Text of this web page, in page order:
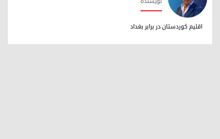
دکتر ابراهیم خالد
اقلیم کوردستان در برابر بغداد